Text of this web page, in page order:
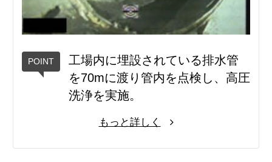
工場内に埋設されている排水管
を70mに渡り管内を点検し、高圧
洗浄を実施。
もっと詳しく